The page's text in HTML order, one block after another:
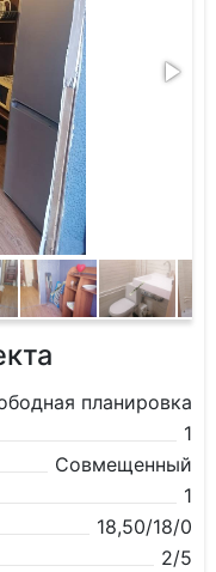
планировка
1
Совмещенный
1
18,50/18/0
2/5